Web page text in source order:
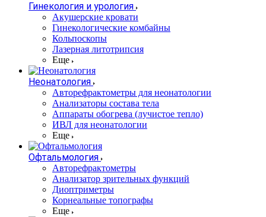
Гинекология и урология
Акушерские кровати
Гинекологические комбайны
Кольпоскопы
Лазерная литотрипсия
Еще
Неонатология
Авторефрактометры для неонатологии
Анализаторы состава тела
Аппараты обогрева (лучистое тепло)
ИВЛ для неонатологии
Еще
Офтальмология
Авторефрактометры
Анализатор зрительных функций
Диоптриметры
Корнеальные топографы
Еще